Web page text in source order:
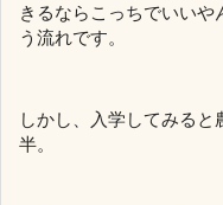
きるならこっちでいい
う流れです。
しかし、入学してみる
半。